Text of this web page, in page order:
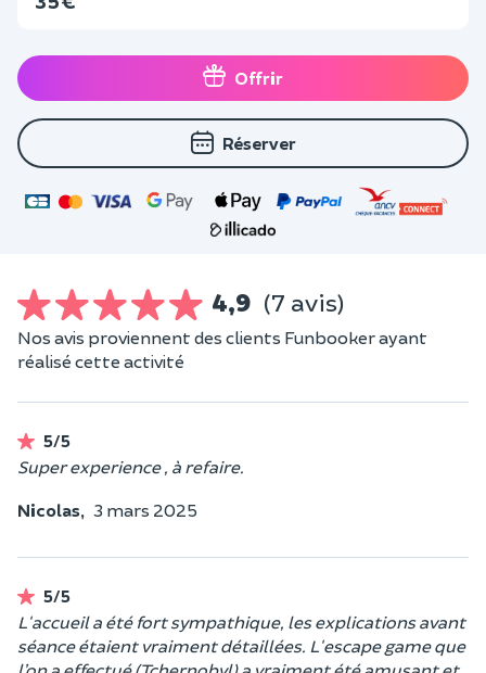
Offrir
Réserver
4,9 (7 avis)
Nos avis proviennent des clients Funbooker ayant
réalisé cette activité
5/5
Super experience , à refaire.
Nicolas, 3 mars 2025
5/5
L'accueil a été fort sympathique, les explications avant
séance étaient vraiment détaillées. L'escape game que